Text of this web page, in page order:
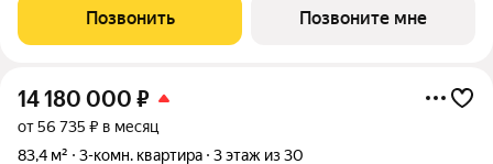
зонами, игровыми и спортивными площадками. Комплекс
строится в Кировском районе, в 15
Позвонить Позвоните мне
14 180 000 ₽
от 56 735 ₽ в месяц
83,4 м²
3-комн. квартира 3 этаж из 30